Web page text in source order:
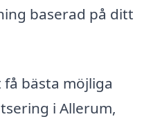
baserad på ditt
bästa möjliga
i Allerum,